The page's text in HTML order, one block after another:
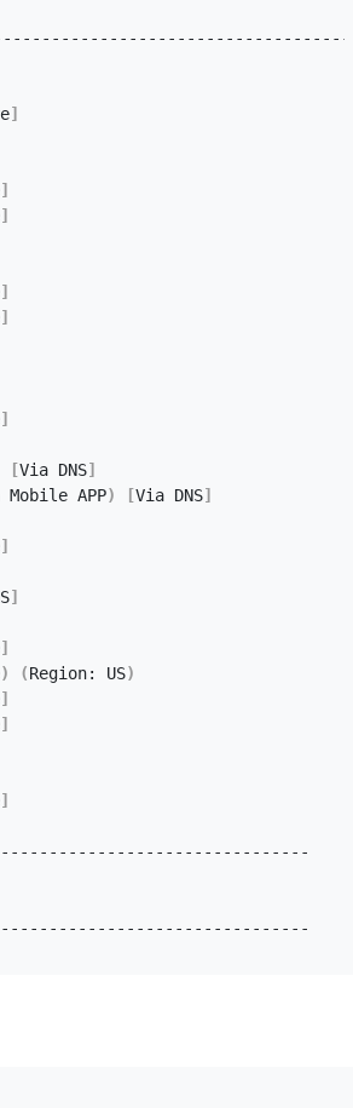
]
]
]
]
]
]
[Via DNS]
APP) [Via DNS]
]
]
]
) (Region: US)
]
]
]